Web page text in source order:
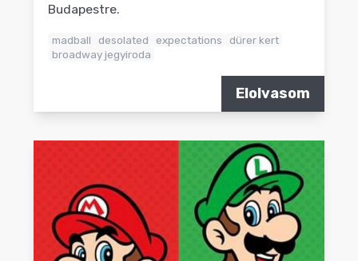
Budapestre.
madball desolated expectations
dürer kert
broadway jegyiroda
Elolvasom